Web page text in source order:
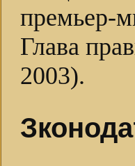
премьер-
Глава
2003).